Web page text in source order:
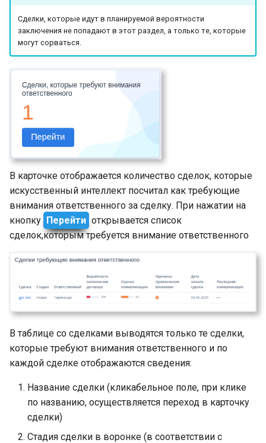
Сделки, которые идут в планируемой вероятности
заключения не попадают в этот раздел, а только те, которые
могут сорваться.
В карточке отображается количество сделок, которые
искусственный интеллект посчитал как требующие
внимания ответственного за сделку. При нажатии на
кнопку
Перейти открывается список
сделок,которым требуется внимание ответственного
В таблице со сделками выводятся только те сделки,
которые требуют внимания ответственного и по
каждой сделке отображаются сведения:
Название сделки (кликабельное поле, при клике
по названию, осуществляется переход в карточку
сделки)
Стадия сделки в воронке (в соответствии с